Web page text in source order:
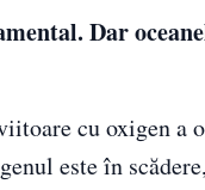
Dar
cu oxigen a
este în